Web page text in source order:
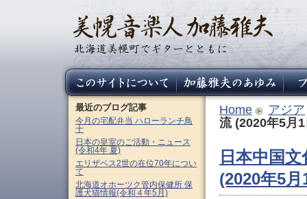
Home
アジア
流 (2020年5月
日本中国
(2020年5
最近のブログ記事
今月の宅配弁当 ハローランチ鳥
十
日本の皇室のご活動・ニュース
(令和4年 夏)
エリザベス2世の在位70年につい
て
北海道オホーツク管内保健所 保
護犬猫情報(令和４年5月)